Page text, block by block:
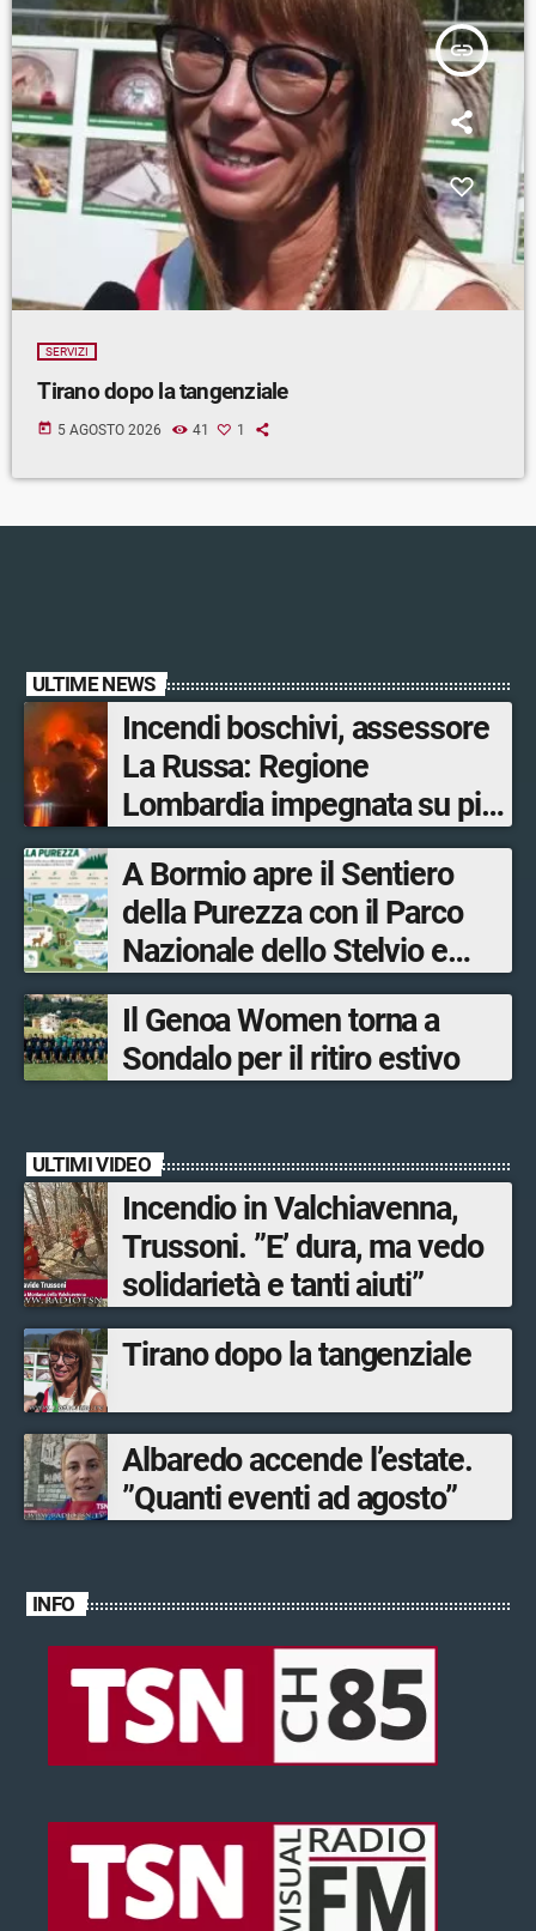
insert_link
SERVIZI
Tirano dopo la tangenziale
today 5 AGOSTO 2026 41 1
ULTIME NEWS
Incendi boschivi, assessore
La Russa: Regione
Lombardia impegnata su più
fronti, 48 volontari coinvolti
tra le province di Lecco,
Sondrio, Milano e Como
A Bormio apre il Sentiero
della Purezza con il Parco
Nazionale dello Stelvio e
Bormio Tourism
Il Genoa Women torna a
Sondalo per il ritiro estivo
ULTIMI VIDEO
Incendio in Valchiavenna,
Trussoni. ”E’ dura, ma vedo
solidarietà e tanti aiuti”
Tirano dopo la tangenziale
Albaredo accende l’estate.
”Quanti eventi ad agosto”
INFO